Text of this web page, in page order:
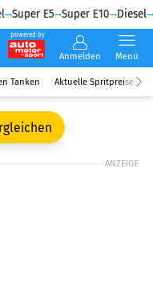
Super E5 Super E10 Diesel
powered by
Anmelden Menü
Tanken Aktuelle Spritpreise
ANZEIGE